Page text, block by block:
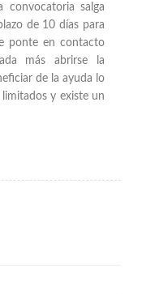
convocatoria salga
de 10 días para
ponte en contacto
más abrirse la
de la ayuda lo
y existe un